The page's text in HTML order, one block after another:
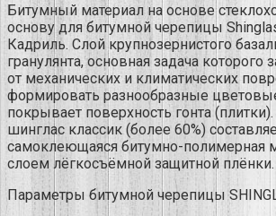
Битумный материал на основе
основу для битумной черепицы
Кадриль. Слой крупнозернистого
гранулянта, основная задача которого
от механических и климатических
формировать разнообразные
покрывает поверхность гонта
шинглас классик (более 60%)
самоклеющаяся битумно-полимерная
слоем лёгкосъёмной защитной плёнки.
Параметры битумной черепицы